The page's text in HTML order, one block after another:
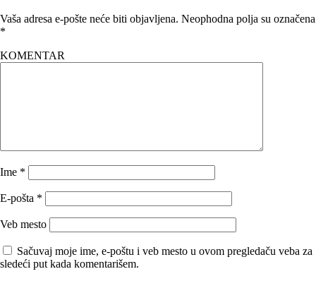
Vaša adresa e-pošte neće biti objavljena. Neophodna polja su označena
*
KOMENTAR
Ime *
E-pošta *
Veb mesto
Sačuvaj moje ime, e-poštu i veb mesto u ovom pregledaču veba za
sledeći put kada komentarišem.